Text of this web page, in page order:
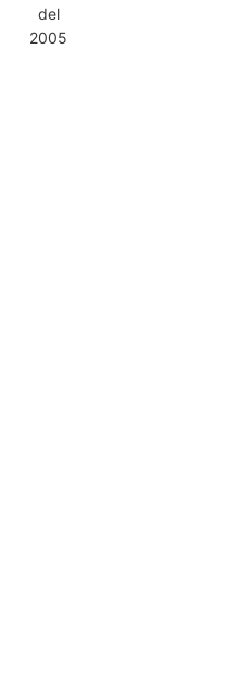
del
2005